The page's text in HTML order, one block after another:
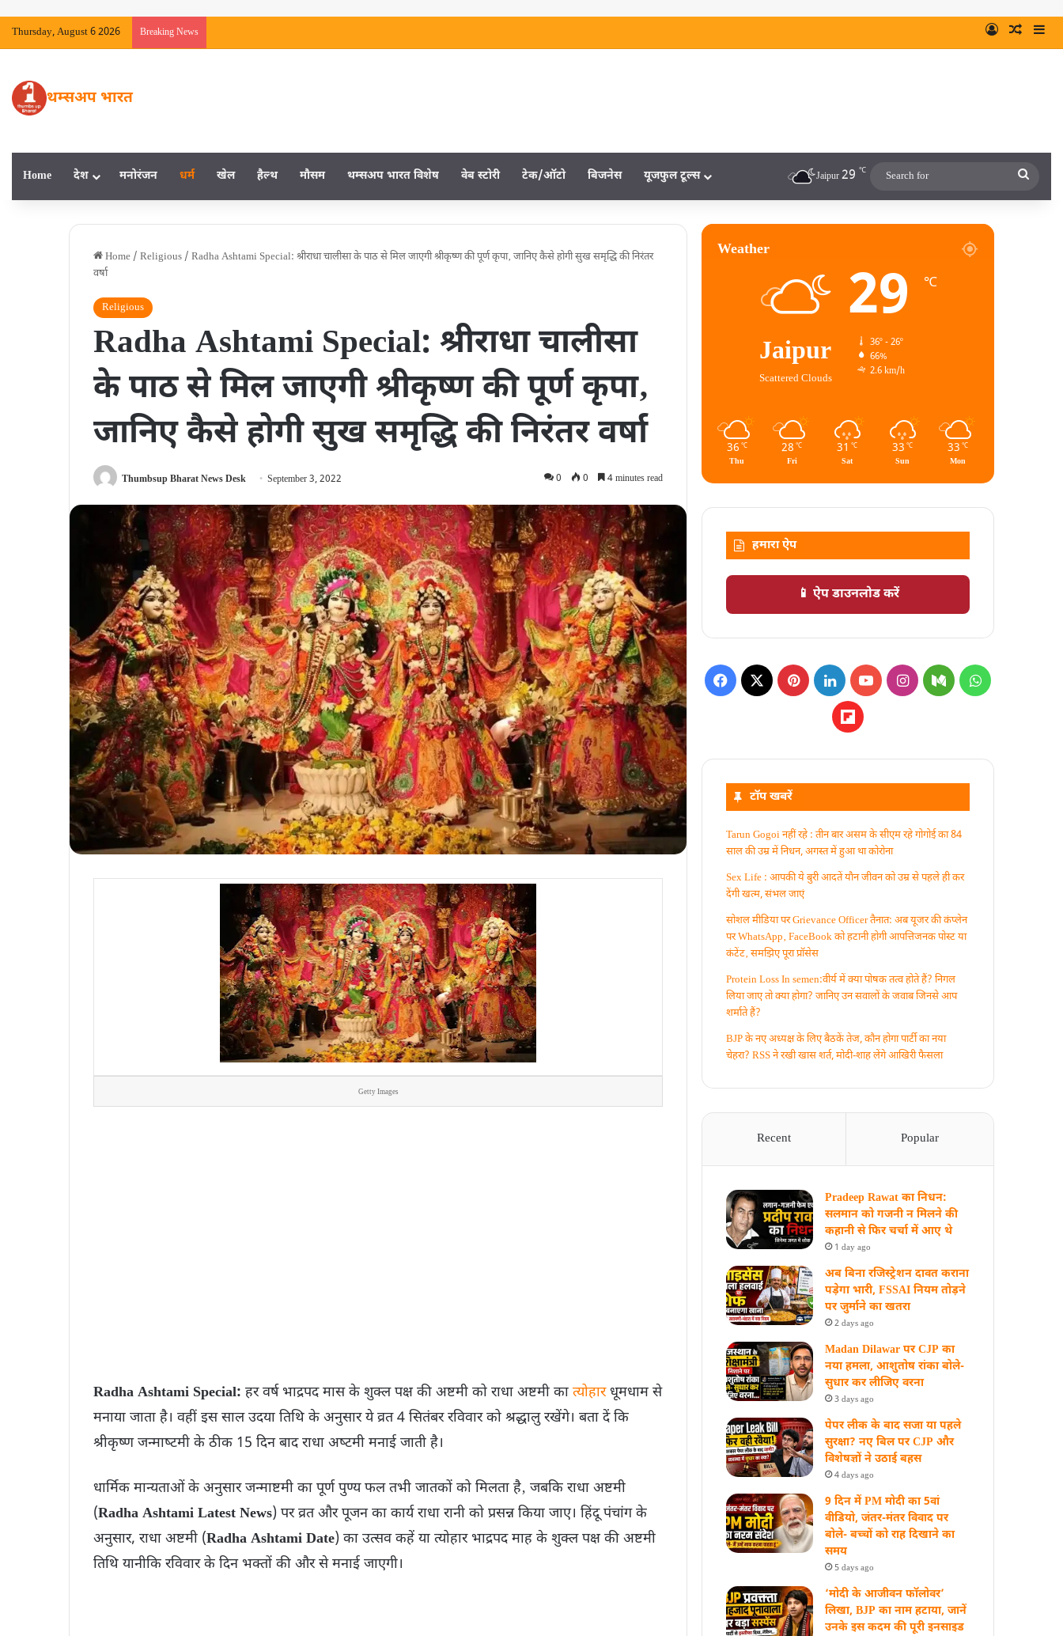
Thursday, August 6 2026 Breaking News
थम्सअप भारत
Home देश मनाेरंजन धर्म खेल हैल्‍थ मौसम थम्‍सअप भारत विशेष वेब स्‍टोरी टेक/ऑटो बिजनेस यूजफुल टूल्‍स Jaipur29 ℃
Home / Religious / Radha Ashtami Special: श्रीराधा चालीसा के पाठ से मिल जाएगी श्रीकृष्‍ण की पूर्ण कृपा‚ जानिए कैसे होगी सुख समृद्धि की निरंतर
वर्षा
Religious
Radha Ashtami Special: श्रीराधा चालीसा
के पाठ से मिल जाएगी श्रीकृष्‍ण की पूर्ण कृपा‚
जानिए कैसे होगी सुख समृद्धि की निरंतर वर्षा
Thumbsup Bharat News Desk September 3, 2022 0 0 4 minutes read
Getty Images
Radha Ashtami Special: हर वर्ष भाद्रपद मास के शुक्ल पक्ष की अष्टमी को राधा अष्टमी का त्योहारधूमधाम से
मनाया जाता है। वहीं इस साल उदया तिथि के अनुसार ये व्रत 4 सितंबर रविवार को श्रद्धालु रखेंगे। बता दें कि
श्रीकृष्ण जन्‍माष्‍टमी के ठीक 15 दिन बाद राधा अष्‍टमी मनाई जाती है।
धार्मिक मान्यताओं के अनुसार जन्माष्टमी का पूर्ण पुण्य फल तभी जातकों को मिलता है‚ जबकि राधा अष्टमी
(Radha Ashtami Latest News) पर व्रत और पूजन का कार्य राधा रानी को प्रसन्न किया जाए। हिंदू पंचांग के
अनुसार, राधा अष्टमी (Radha Ashtami Date) का उत्सव कहें या त्योहार भाद्रपद माह के शुक्ल पक्ष की अष्टमी
तिथि यानीकि रविवार के दिन भक्तों की और से मनाई जाएगी।
Weather
Jaipur
Scattered Clouds
29 ℃
36º - 26º
66%
2.6 km/h
36 ℃
Thu
28 ℃
Fri
31 ℃
Sat
33 ℃
Sun
33 ℃
Mon
हमारा ऐप
📱 ऐप डाउनलोड करें
टॉप खबरें
Tarun Gogoi नहीं रहे : तीन बार असम के सीएम रहे गोगोई का 84
साल की उम्र में निधन, अगस्त में हुआ था कोरोना
Sex Life : आपकी ये बुरी आदतें याैन जीवन को उम्र से पहले ही कर
देंगी खत्म, संभल जाएं
सोशल मीडिया पर Grievance Officer तैनात: अब यूजर की कंप्लेन
पर WhatsApp‚ FaceBook को हटानी होगी आपत्तिजनक पोस्ट या
कंटेंट‚ समझिए पूरा प्रॉसेस
Protein Loss In semen:वीर्य में क्या पोषक तत्व होते हैं? निगल
लिया जाए तो क्या होगा? जानिए उन सवालों के जवाब जिनसे आप
शर्माते हैं?
BJP के नए अध्यक्ष के लिए बैठकें तेज, कौन होगा पार्टी का नया
चेहरा? RSS ने रखी खास शर्त, मोदी-शाह लेंगे आखिरी फैसला
Recent Popular
Pradeep Rawat का निधन:
सलमान को गजनी न मिलने की
कहानी से फिर चर्चा में आए थे
1 day ago
अब बिना रजिस्ट्रेशन दावत कराना
पड़ेगा भारी, FSSAI नियम तोड़ने
पर जुर्माने का खतरा
2 days ago
Madan Dilawar पर CJP का
नया हमला, आशुतोष रांका बोले-
सुधार कर लीजिए वरना
3 days ago
पेपर लीक के बाद सजा या पहले
सुरक्षा? नए बिल पर CJP और
विशेषज्ञों ने उठाई बहस
4 days ago
9 दिन में PM मोदी का 5वां
वीडियो, जंतर-मंतर विवाद पर
बोले- बच्चों को राह दिखाने का
समय
5 days ago
‘मोदी के आजीवन फॉलोवर’
लिखा, BJP का नाम हटाया, जानें
उनके इस कदम की पूरी इनसाइड